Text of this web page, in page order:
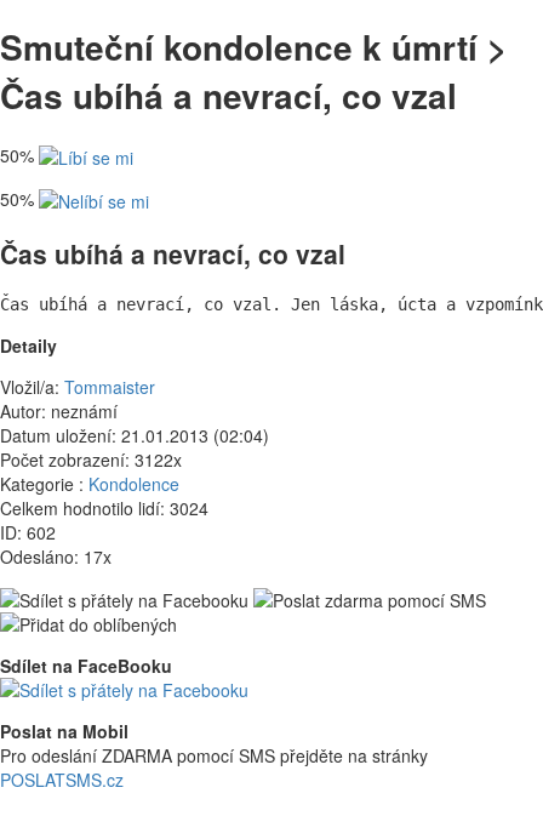
Smuteční kondolence k úmrtí >
Čas ubíhá a nevrací, co vzal
50%
50%
Čas ubíhá a nevrací, co vzal
Čas ubíhá a nevrací, co vzal. Jen láska, úcta a
Detaily
Vložil/a: Tommaister
Autor: neznámí
Datum uložení: 21.01.2013 (02:04)
Počet zobrazení: 3122x
Kategorie : Kondolence
Celkem hodnotilo lidí: 3024
ID: 602
Odesláno: 17x
Sdílet na FaceBooku
Poslat na Mobil
Pro odeslání ZDARMA pomocí SMS přejděte na stránky
POSLATSMS.cz